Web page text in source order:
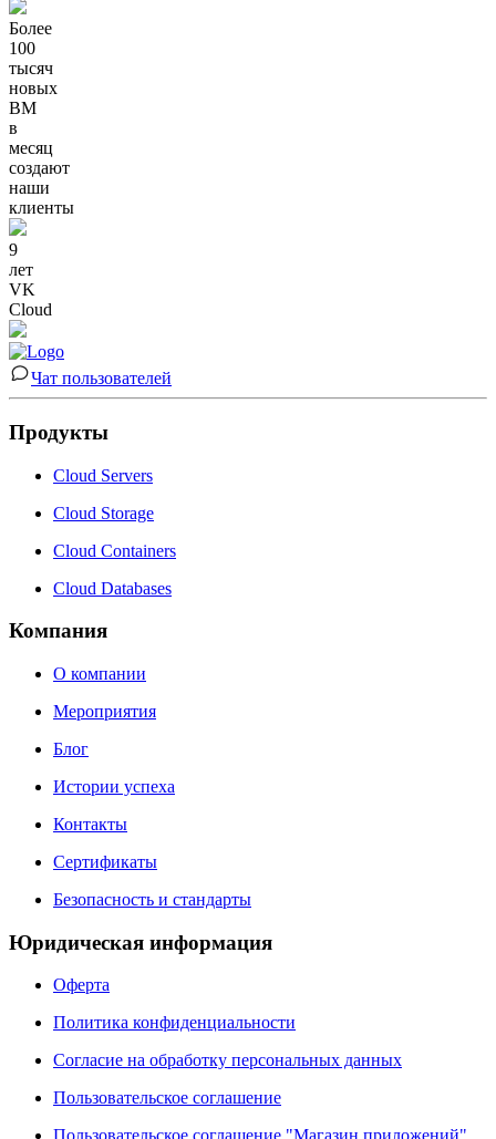
Более
100
тысяч
новых
ВМ
в
месяц
создают
наши
клиенты
9
лет
VK
Cloud
Чат пользователей
Продукты
Cloud Servers
Cloud Storage
Cloud Containers
Cloud Databases
Компания
О компании
Мероприятия
Блог
Истории успеха
Контакты
Сертификаты
Безопасность и стандарты
Юридическая информация
Оферта
Политика конфиденциальности
Согласие на обработку персональных данных
Пользовательское соглашение